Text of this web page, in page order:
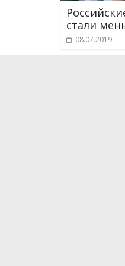
стали
08.07.2019